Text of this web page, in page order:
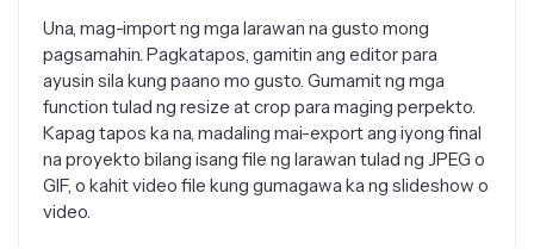
pagsamahin. Pagkatapos, gamitin ang editor para
ayusin sila kung paano mo gusto. Gumamit ng mga
function tulad ng resize at crop para maging perpekto.
Kapag tapos ka na, madaling mai-export ang iyong final
na proyekto bilang isang file ng larawan tulad ng JPEG o
GIF, o kahit video file kung gumagawa ka ng slideshow o
video.